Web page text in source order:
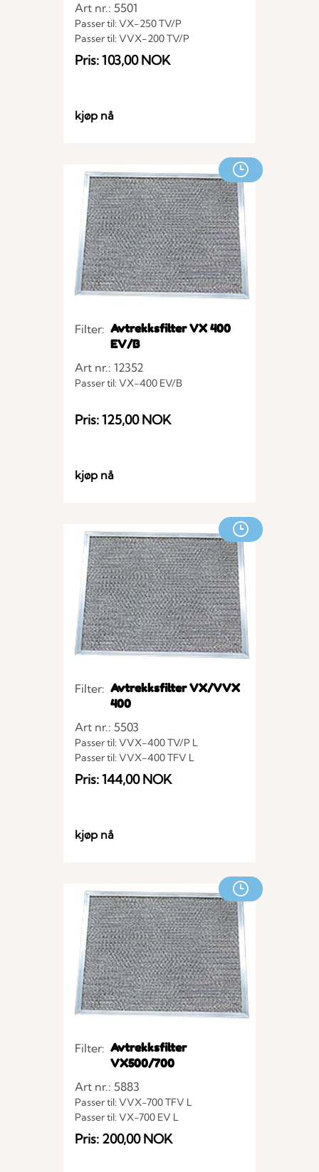
Art nr.: 5501
Passer til: VX-250 TV/P
Passer til: VVX-200 TV/P
Pris: 103,00 NOK
kjøp nå
Filter: Avtrekksfilter VX 400
EV/B
Art nr.: 12352
Passer til: VX-400 EV/B
Pris: 125,00 NOK
kjøp nå
Filter: Avtrekksfilter VX/VVX
400
Art nr.: 5503
Passer til: VVX-400 TV/P L
Passer til: VVX-400 TFV L
Passer til: VVX-400 T/P
Passer til: VVX-400 TV/P R
Passer til: VVX-400 TFV R
Pris: 144,00 NOK
kjøp nå
Filter: Avtrekksfilter
VX500/700
Art nr.: 5883
Passer til: VVX-700 TFV L
Passer til: VX-700 EV L
Passer til: VX-500 E
Passer til: VX-700 E
Pris: 200,00 NOK